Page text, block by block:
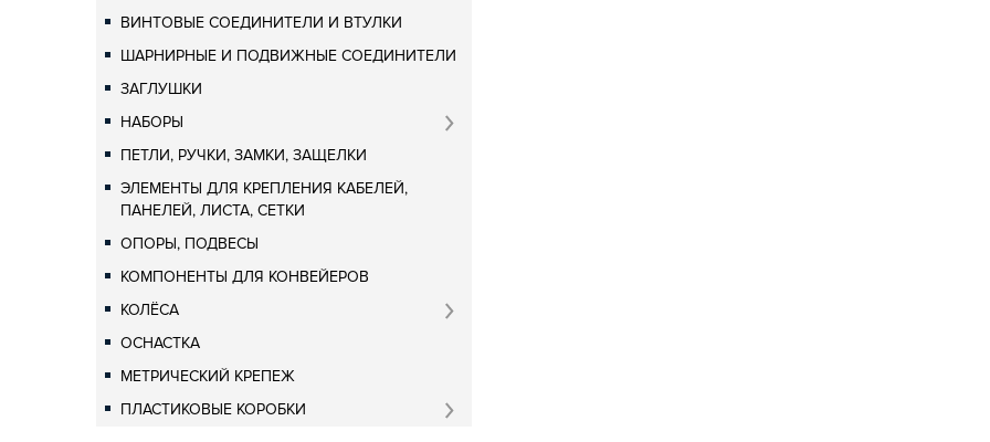
ВИНТОВЫЕ СОЕДИНИТЕЛИ И ВТУЛКИ
ШАРНИРНЫЕ И ПОДВИЖНЫЕ СОЕДИНИТЕЛИ
ЗАГЛУШКИ
НАБОРЫ
ПЕТЛИ, РУЧКИ, ЗАМКИ, ЗАЩЕЛКИ
ЭЛЕМЕНТЫ ДЛЯ КРЕПЛЕНИЯ КАБЕЛЕЙ,
ПАНЕЛЕЙ, ЛИСТА, СЕТКИ
ОПОРЫ, ПОДВЕСЫ
КОМПОНЕНТЫ ДЛЯ КОНВЕЙЕРОВ
КОЛЁСА
ОСНАСТКА
МЕТРИЧЕСКИЙ КРЕПЕЖ
ПЛАСТИКОВЫЕ КОРОБКИ